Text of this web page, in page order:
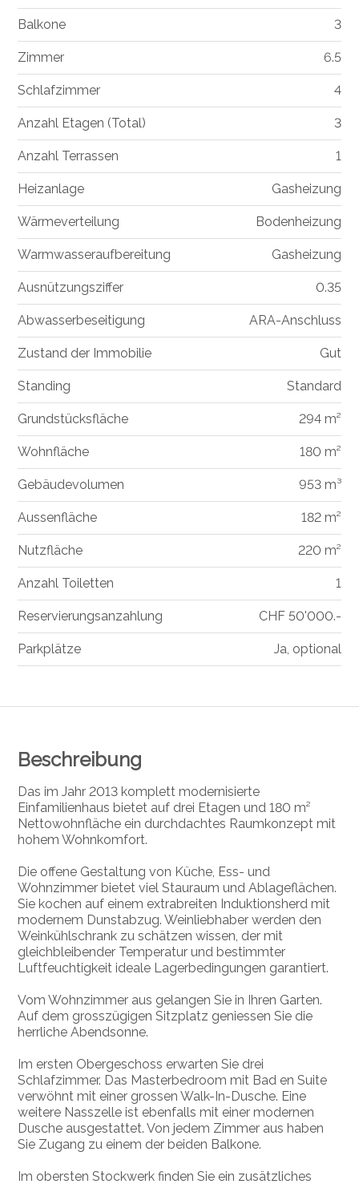
Beschreibung
Das im Jahr 2013 komplett modernisierte
Einfamilienhaus bietet auf drei Etagen und 180 m²
Nettowohnfläche ein durchdachtes Raumkonzept mit
hohem Wohnkomfort.
Die offene Gestaltung von Küche, Ess- und
Wohnzimmer bietet viel Stauraum und Ablageflächen.
Sie kochen auf einem extrabreiten Induktionsherd mit
modernem Dunstabzug. Weinliebhaber werden den
Weinkühlschrank zu schätzen wissen, der mit
gleichbleibender Temperatur und bestimmter
Luftfeuchtigkeit ideale Lagerbedingungen garantiert.
Vom Wohnzimmer aus gelangen Sie in Ihren Garten.
Auf dem grosszügigen Sitzplatz geniessen Sie die
herrliche Abendsonne.
Im ersten Obergeschoss erwarten Sie drei
Schlafzimmer. Das Masterbedroom mit Bad en Suite
verwöhnt mit einer grossen Walk-In-Dusche. Eine
weitere Nasszelle ist ebenfalls mit einer modernen
Dusche ausgestattet. Von jedem Zimmer aus haben
Sie Zugang zu einem der beiden Balkone.
Im obersten Stockwerk finden Sie ein zusätzliches
Balkone 3
Zimmer 6.5
Schlafzimmer 4
Anzahl Etagen (Total) 3
Anzahl Terrassen 1
Heizanlage Gasheizung
Wärmeverteilung Bodenheizung
Warmwasseraufbereitung Gasheizung
Ausnützungsziffer 0.35
Abwasserbeseitigung ARA-Anschluss
Zustand der Immobilie Gut
Standing Standard
Grundstücksfläche 294 m²
Wohnfläche 180 m²
Gebäudevolumen 953 m³
Aussenfläche 182 m²
Nutzfläche 220 m²
Anzahl Toiletten 1
Reservierungsanzahlung CHF 50'000.-
Parkplätze Ja, optional